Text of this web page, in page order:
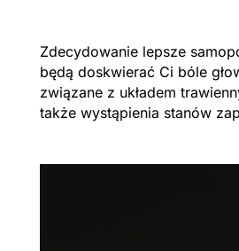
Zdecydowanie lepsze
będą doskwierać Ci bóle
związane z układem
także wystąpienia stanów